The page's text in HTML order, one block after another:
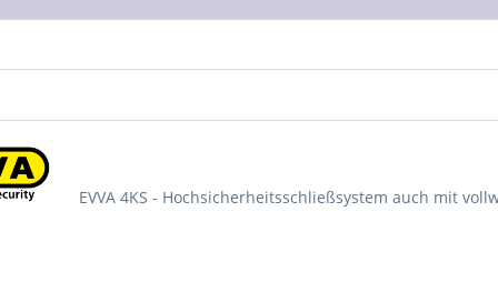
EVVA 4KS - Hochsicherheitsschließsystem auch mit